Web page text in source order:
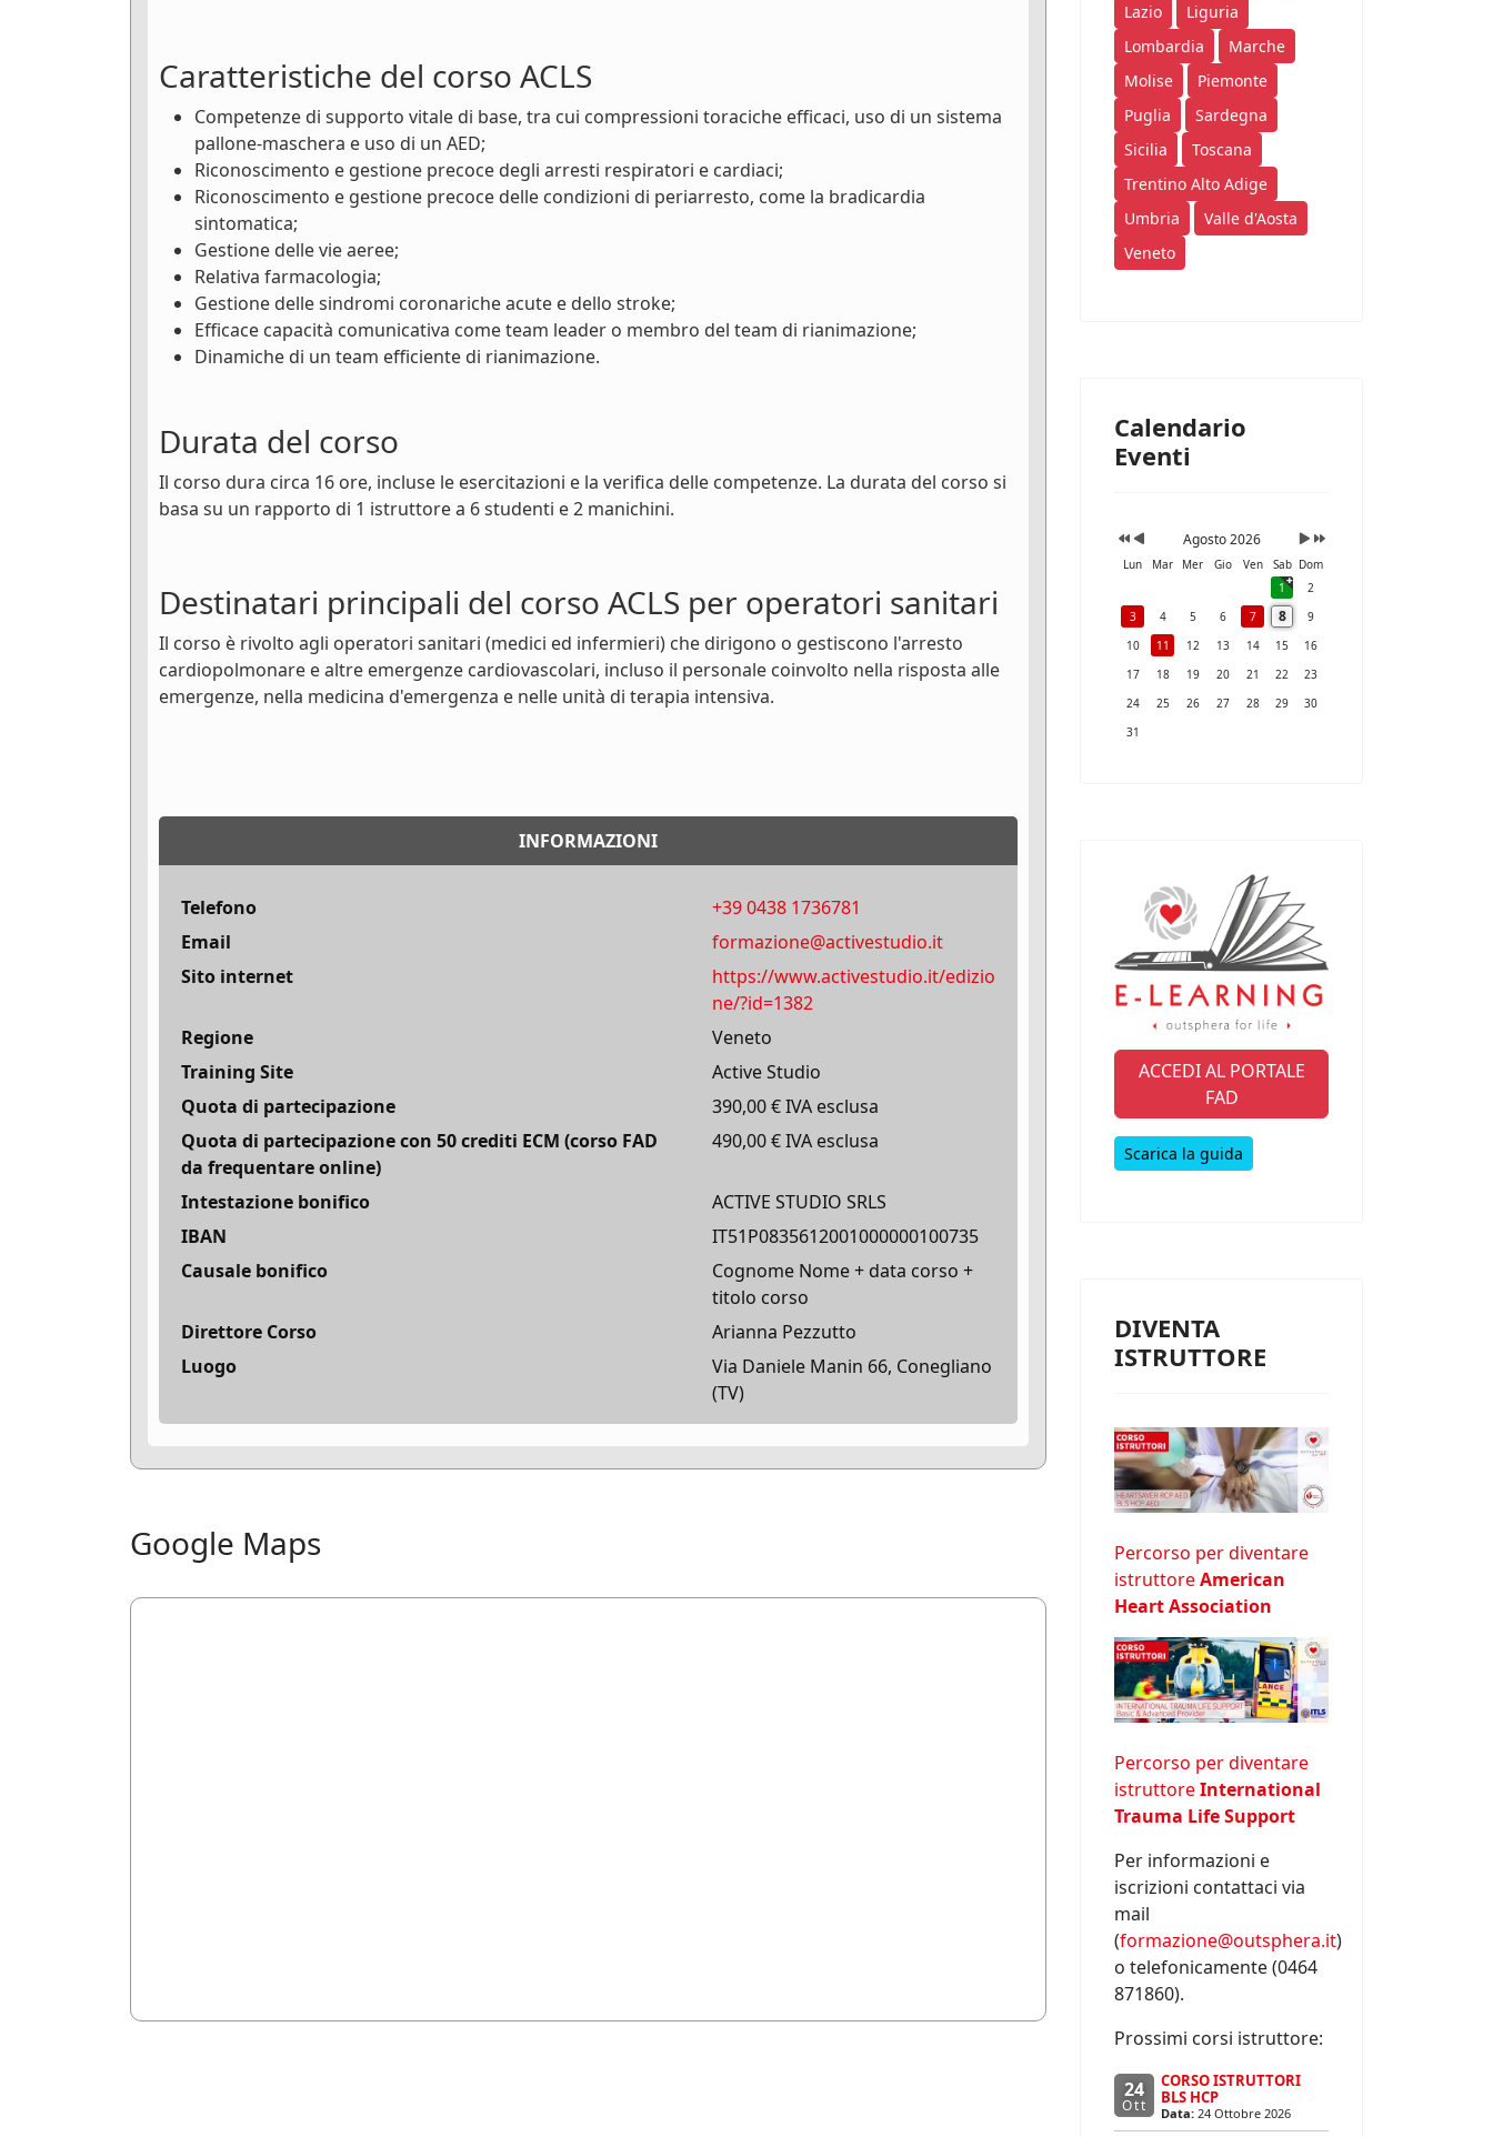
Caratteristiche del corso ACLS
Competenze di supporto vitale di base, tra cui compressioni toraciche efficaci, uso di un sistema
pallone-maschera e uso di un AED;
Riconoscimento e gestione precoce degli arresti respiratori e cardiaci;
Riconoscimento e gestione precoce delle condizioni di periarresto, come la bradicardia
sintomatica;
Gestione delle vie aeree;
Relativa farmacologia;
Gestione delle sindromi coronariche acute e dello stroke;
Efficace capacità comunicativa come team leader o membro del team di rianimazione;
Dinamiche di un team efficiente di rianimazione.
Durata del corso
Il corso dura circa 16 ore, incluse le esercitazioni e la verifica delle competenze. La durata del corso si
basa su un rapporto di 1 istruttore a 6 studenti e 2 manichini.
Destinatari principali del corso ACLS per operatori sanitari
Il corso è rivolto agli operatori sanitari (medici ed infermieri) che dirigono o gestiscono l'arresto
cardiopolmonare e altre emergenze cardiovascolari, incluso il personale coinvolto nella risposta alle
emergenze, nella medicina d'emergenza e nelle unità di terapia intensiva.
INFORMAZIONI
Telefono
+39 0438 1736781
Email
formazione@activestudio.it
Sito internet
https://www.activestudio.it/edizio
ne/?id=1382
Regione
Veneto
Training Site
Active Studio
Quota di partecipazione
390,00 € IVA esclusa
Quota di partecipazione con 50 crediti ECM (corso FAD
da frequentare online)
490,00 € IVA esclusa
Intestazione bonifico
ACTIVE STUDIO SRLS
IBAN
IT51P0835612001000000100735
Causale bonifico
Cognome Nome + data corso +
titolo corso
Direttore Corso
Arianna Pezzutto
Luogo
Via Daniele Manin 66, Conegliano
(TV)
Google Maps
Lazio
Liguria
Lombardia
Marche
Molise
Piemonte
Puglia
Sardegna
Sicilia
Toscana
Trentino Alto Adige
Umbria
Valle d'Aosta
Veneto
Calendario
Eventi
Agosto 2026
Lun Mar Mer Gio Ven Sab Dom
1
2
3
4 5 6 7 8
9
10
11 12 13 14 15
16
17
18 19 20 21 22
23
24
25 26 27 28 29
30
31
ACCEDI AL PORTALE
FAD
Scarica la guida
DIVENTA
ISTRUTTORE
Percorso per diventare
istruttoreAmerican
Heart Association
Percorso per diventare
istruttoreInternational
Trauma Life Support
Per informazioni e
iscrizioni contattaci via
mail
(formazione@outsphera.it)
o telefonicamente (0464
871860).
Prossimi corsi istruttore:
24
Ott
CORSO ISTRUTTORI
BLS HCP
Data: 24 Ottobre 2026